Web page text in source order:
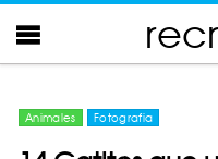
Animales Fotografia